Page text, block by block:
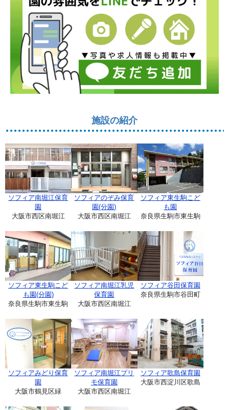
施設の紹介
ソフィア南堀江保育
園
大阪市西区南堀江
ソフィアのぞみ保育
園(分園)
大阪市西区南堀江
ソフィア東生駒こど
も園
奈良県生駒市東生駒
ソフィア東生駒こど
も園(分園)
奈良県生駒市東生駒
ソフィア南堀江乳児
保育園
大阪市西区南堀江
ソフィア谷田保育園
奈良県生駒市谷田町
ソフィアみどり保育
園
大阪市鶴見区緑
ソフィア南堀江プリ
モ保育園
大阪市西区南堀江
ソフィア歌島保育園
大阪市西淀川区歌島